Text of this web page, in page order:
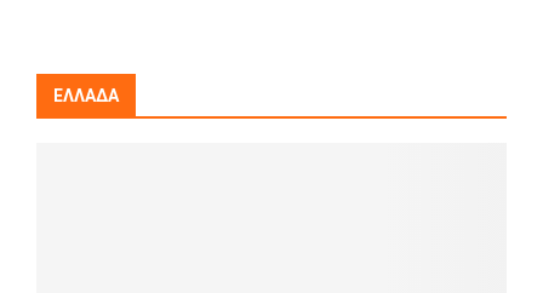
ΕΛΛΆΔΑ